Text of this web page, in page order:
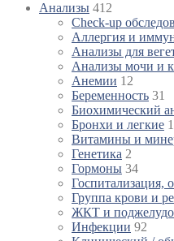
Анализы 412
Check-up
Аллергия и
Анализы для
Анализы мочи и
Анемии 12
Беременность 31
Биохимический
Бронхи и легкие
Витамины и
Генетика 2
Гормоны 34
Госпитализация,
Группа крови и
ЖКТ и
Инфекции 92